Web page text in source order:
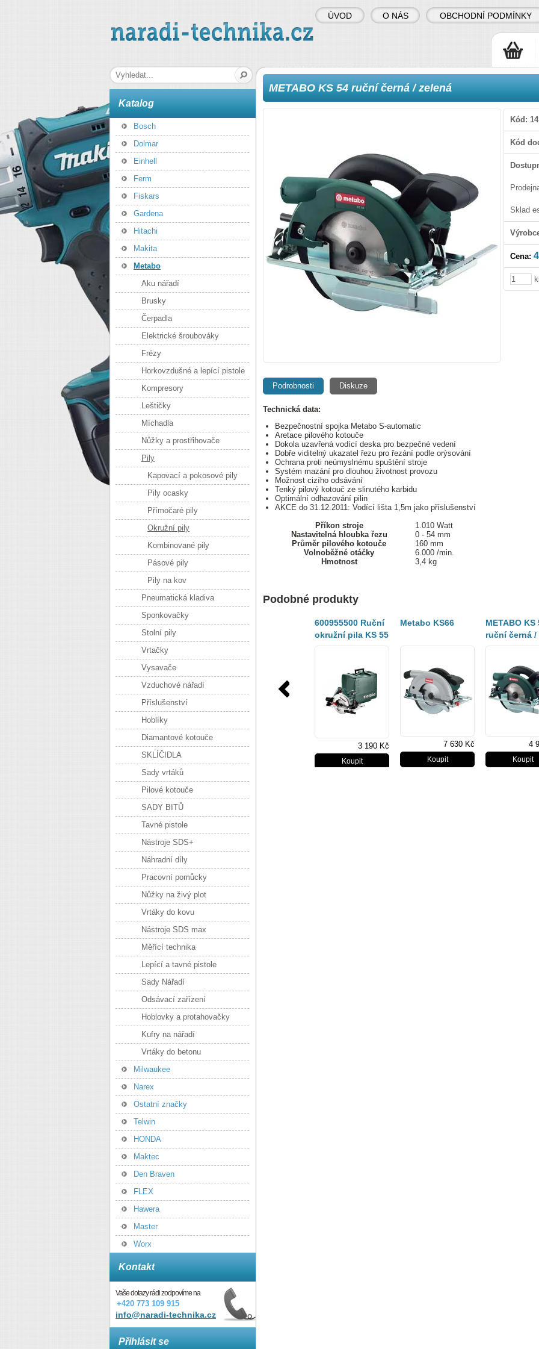
naradi-technika.cz
METABO KS 54 ruční černá / zelená
Kód:
Kód
Sklad
Cena:
Podrobnosti Diskuze
Technická data:
Bezpečnostní spojka Metabo S-automatic
Aretace pilového kotouče
Dokola uzavřená vodící deska pro bezpečné vedení
Dobře viditelný ukazatel řezu pro řezání podle orýsování
Ochrana proti neúmyslnému spuštění stroje
Systém mazání pro dlouhou životnost provozu
Možnost cizího odsávání
Tenký pilový kotouč ze slinutého karbidu
Optimální odhazování pilin
AKCE do 31.12.2011: Vodící lišta 1,5m jako příslušenství
Příkon stroje
1.010 Watt
Nastavitelná hloubka řezu
0 - 54 mm
Průměr pilového kotouče
160 mm
Volnoběžné otáčky
6.000 /min.
Hmotnost
3,4 kg
Podobné produkty
600955500 Ruční
okružní pila KS 55
FS
3 190 Kč
Metabo KS66
7 630 Kč
METABO KS
ruční černá /
zelená
4
Katalog
Bosch
Dolmar
Einhell
Ferm
Fiskars
Gardena
Hitachi
Makita
Metabo
Aku nářadí
Brusky
Čerpadla
Elektrické šroubováky
Frézy
Horkovzdušné a lepící pistole
Kompresory
Leštičky
Míchadla
Nůžky a prostřihovače
Pily
Kapovací a pokosové pily
Pily ocasky
Přímočaré pily
Okružní pily
Kombinované pily
Pásové pily
Pily na kov
Pneumatická kladiva
Sponkovačky
Stolní pily
Vrtačky
Vysavače
Vzduchové nářadí
Příslušenství
Hoblíky
Diamantové kotouče
SKLÍČIDLA
Sady vrtáků
Pilové kotouče
SADY BITŮ
Tavné pistole
Nástroje SDS+
Náhradní díly
Pracovní pomůcky
Nůžky na živý plot
Vrtáky do kovu
Nástroje SDS max
Měřící technika
Lepící a tavné pistole
Sady Nářadí
Odsávací zařízení
Hoblovky a protahovačky
Kufry na nářadí
Vrtáky do betonu
Milwaukee
Narex
Ostatní značky
Telwin
HONDA
Maktec
Den Braven
FLEX
Hawera
Master
Worx
Kontakt
Vaše dotazy rádi zodpovíme na
+420 773 109 915
info@naradi-technika.cz
Přihlásit se
ÚVOD O NÁS OBCHODNÍ PODMÍNKY
Hledaná fráze